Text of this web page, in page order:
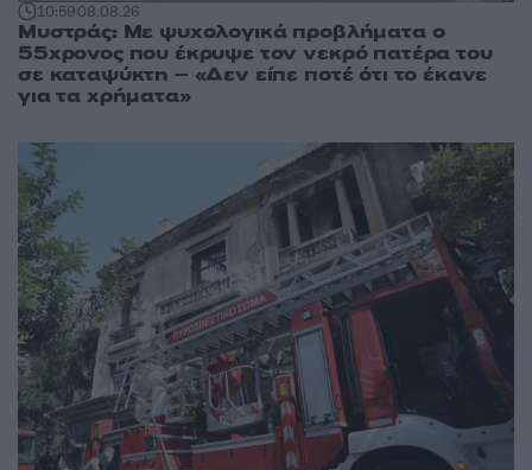
10:5908.08.26
Μυστράς: Με ψυχολογικά προβλήματα ο
55χρονος που έκρυψε τον νεκρό πατέρα του
σε καταψύκτη – «Δεν είπε ποτέ ότι το έκανε
για τα χρήματα»